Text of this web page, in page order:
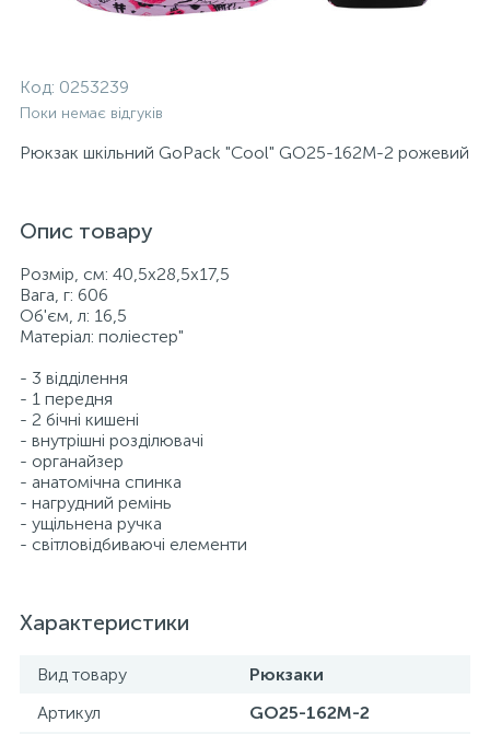
Код: 0253239
Поки немає відгуків
Рюкзак шкільний GoPack "Cool" GO25-162M-2 рожевий
Опис товару
Розмір, см: 40,5х28,5х17,5
Вага, г: 606
Об'єм, л: 16,5
Матеріал: поліестер"
- 3 відділення
- 1 передня
- 2 бічні кишені
- внутрішні розділювачі
- органайзер
- анатомічна спинка
- нагрудний ремінь
- ущільнена ручка
- світловідбиваючі елементи
Характеристики
Вид товару
Рюкзаки
Артикул
GO25-162M-2